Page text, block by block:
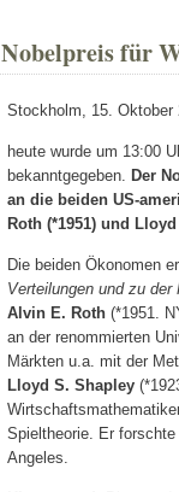
Nobelpreis für
Stockholm, 15. Oktober
heute wurde um 13:00
bekanntgegeben. Der
an die beiden US-
Roth (*1951) und
Die beiden Ökonomen
Verteilungen und zu
Alvin E. Roth(*1951.
an der renommierten
Märkten u.a. mit der
Lloyd S. Shapley
Spieltheorie. Er
Angeles.